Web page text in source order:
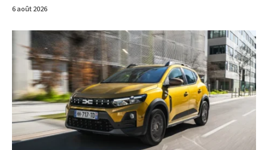
6 août 2026